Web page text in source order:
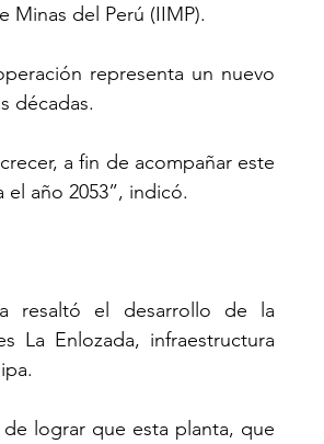
del Perú (IIMP).
representa un nuevo
décadas.
a fin de acompañar este
año 2053”, indicó.
resaltó el desarrollo de la
La Enlozada, infraestructura
lograr que esta planta, que